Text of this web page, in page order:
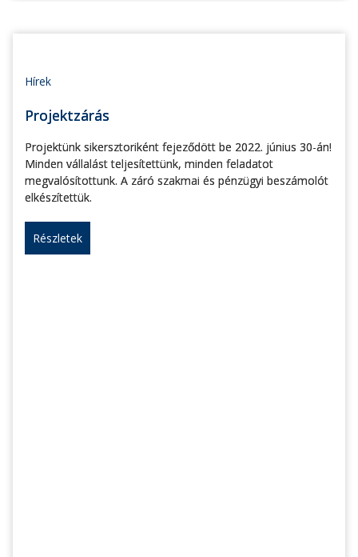
Hírek
Projektzárás
Projektünk sikersztoriként fejeződött be 2022. június 30-án!
Minden vállalást teljesítettünk, minden feladatot
megvalósítottunk. A záró szakmai és pénzügyi beszámolót
elkészítettük.
Részletek